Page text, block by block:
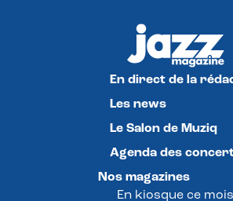
En direct de la
Les news
Le Salon de Muziq
Agenda des
Nos magazines
En kiosque ce